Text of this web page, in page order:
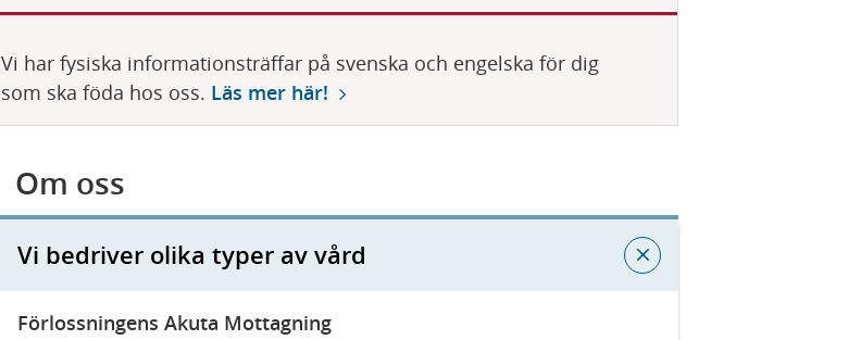
ö
l
j
Vi har fysiska informationsträffar på svenska och engelska för dig
som ska föda hos oss. Läs mer här!
Om oss
Vi bedriver olika typer av vård
Förlossningens Akuta Mottagning